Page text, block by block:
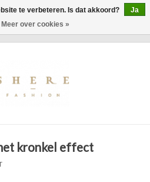
kronkel effect
te verbeteren. Is dat akkoord?
Ja
Meer over cookies »